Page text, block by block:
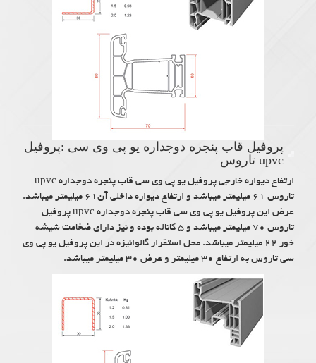
پروفیل قاب پنجره دوجداره یو پی وی سی :پروفیل
upvc تاروس
ارتفاع دیواره خارجی پروفیل یو پی وی سی قاب پنجره دوجداره upvc
تاروس ۶۱ میلیمتر میباشد و ارتفاع دیواره داخلی آن۶۱ میلیمتر میباشد.
عرض این پروفیل یو پی وی سی قاب پنجره دوجداره upvc پروفیل
تاروس ۷۰ میلیمتر میباشد و ۵ کاناله بوده و نیز دارای ضخامت شیشه
خور ۲۲ میلیمتر میباشد. محل استقرار گالوانیزه در این پروفیل یو پی وی
سی تاروس به ارتفاع ۳۰ میلیمتر و عرض ۳۰ میلیمتر میباشد.